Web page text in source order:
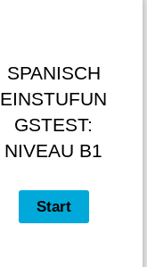
SPANISCH
EINSTUFUN
GSTEST:
NIVEAU B1